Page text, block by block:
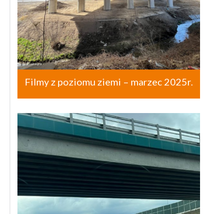
Filmy z poziomu ziemi – marzec 2025r.